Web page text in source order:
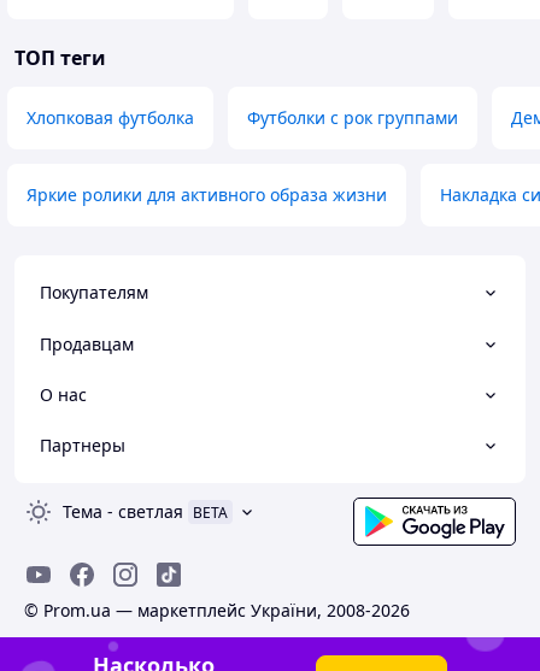
ТОП теги
Хлопковая футболка Футболки с рок группами
Яркие ролики для активного образа жизни Накладка
Покупателям
Продавцам
О нас
Партнеры
Тема - светлая BETA
© Prom.ua — маркетплейс України, 2008-2026
Насколько